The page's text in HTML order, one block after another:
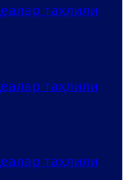
таҳлили
таҳлили
таҳлили